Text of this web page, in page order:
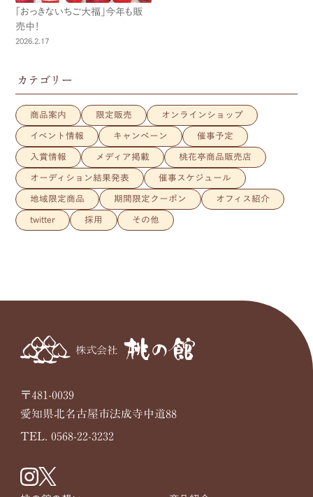
「おっきないちご大福」今年も販
売中！
2026.2.17
カテゴリー
商品案内 限定販売 オンラインショップ
イベント情報 キャンペーン 催事予定
入賞情報 メディア掲載 桃花亭商品販売店
オーディション結果発表 催事スケジュール
地域限定商品 期間限定クーポン オフィス紹介
twitter 採用 その他
〒481-0039
愛知県北名古屋市法成寺中道88
TEL. 0568-22-3232